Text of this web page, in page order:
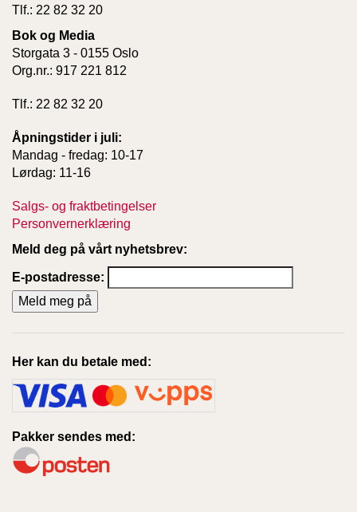
Tlf.: 22 82 32 20
Bok og Media
Storgata 3 - 0155 Oslo
Org.nr.: 917 221 812
Tlf.: 22 82 32 20
Åpningstider i juli:
Mandag - fredag: 10-17
Lørdag: 11-16
Salgs- og fraktbetingelser
Personvernerklæring
Meld deg på vårt nyhetsbrev:
E-postadresse:
Her kan du betale med:
Pakker sendes med: